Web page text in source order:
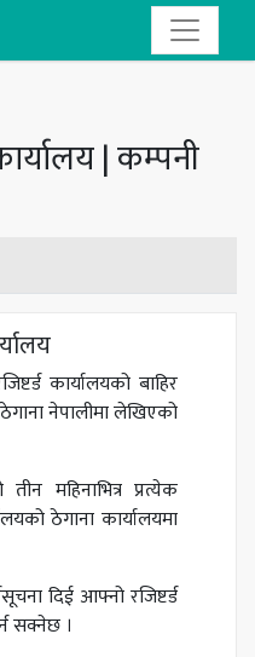
| कम्पनी
कार्यालयको बाहिर
नेपालीमा लेखिएको
महिनाभित्र प्रत्येक
ठेगाना कार्यालयमा
दिई आफ्नो रजिष्टर्ड
सक्नेछ ।